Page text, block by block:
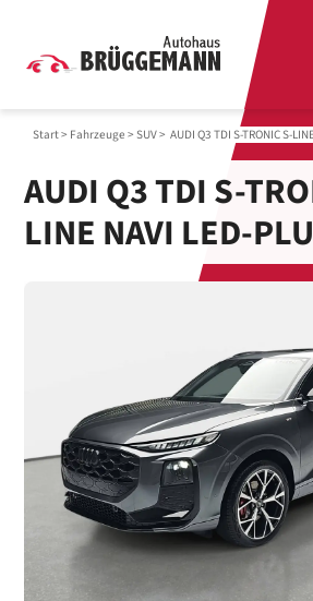
Start> Fahrzeuge > SUV> AUDI Q3 TDI S-TRONIC S-
AUDI Q3 TDI S-
LINE NAVI LED-